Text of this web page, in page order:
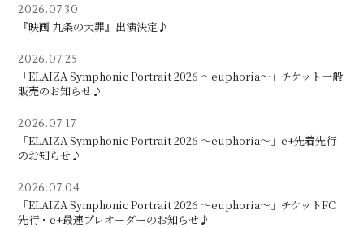
2026.07.30
『映画 九条の大罪』出演決定♪
2026.07.25
「ELAIZA Symphonic Portrait 2026 ～euphoria～」チケット一般
販売のお知らせ♪
2026.07.17
「ELAIZA Symphonic Portrait 2026 ～euphoria～」e+先着先行
のお知らせ♪
2026.07.04
「ELAIZA Symphonic Portrait 2026 ～euphoria～」チケットFC
先行・e+最速プレオーダーのお知らせ♪